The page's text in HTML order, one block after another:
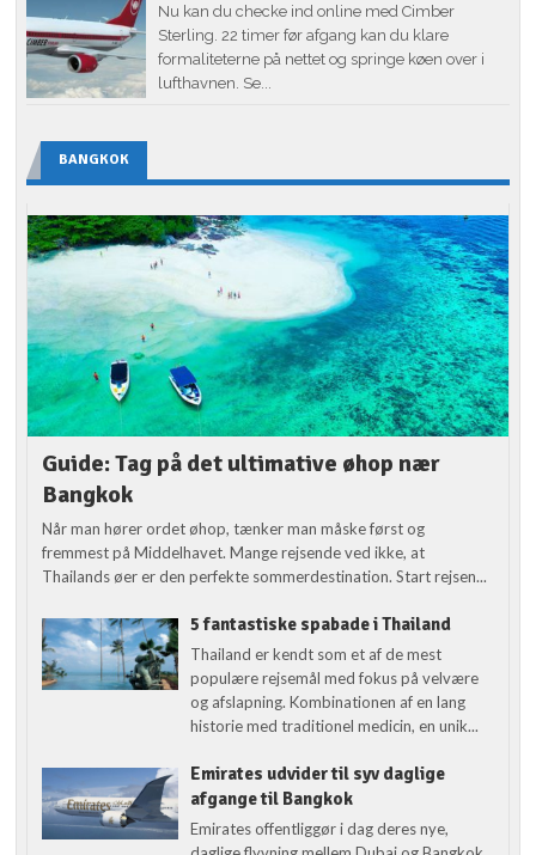
Nu kan du checke ind online med Cimber
Sterling. 22 timer før afgang kan du klare
formaliteterne på nettet og springe køen over i
lufthavnen. Se...
BANGKOK
Guide: Tag på det ultimative øhop nær
Bangkok
Når man hører ordet øhop, tænker man måske først og
fremmest på Middelhavet. Mange rejsende ved ikke, at
Thailands øer er den perfekte sommerdestination. Start rejsen...
5 fantastiske spabade i Thailand
Thailand er kendt som et af de mest
populære rejsemål med fokus på velvære
og afslapning. Kombinationen af en lang
historie med traditionel medicin, en unik...
Emirates udvider til syv daglige
afgange til Bangkok
Emirates offentliggør i dag deres nye,